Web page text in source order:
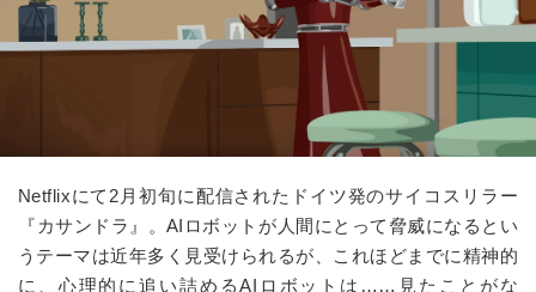
Netflixにて 2 月初旬に配信されたドイツ発のサイコスリラー
『カサンドラ』。AI ロボットが人間にとって脅威になるとい
うテーマは近年多く見受けられるが、これほどまでに精神的
に、心理的に追い詰めるAI ロボットは … …見たことがな